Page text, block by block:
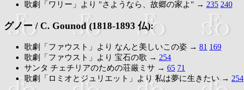
歌劇「ワリー」より "さようなら、故郷の家よ" → 235 240
グノー / C. Gounod (1818-1893 仏):
歌劇「ファウスト」より なんと美しいこの姿 → 81 169
歌劇「ファウスト」より 宝石の歌 → 254
サンタ チェチリアのための荘厳ミサ → 65 71
歌劇「ロミオとジュリエット」より 私は夢に生きたい → 254